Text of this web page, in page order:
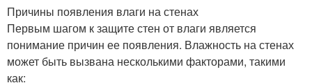
Причины появления влаги на стенах
Первым шагом к защите стен от влаги является
понимание причин ее появления. Влажность на стенах
может быть вызвана несколькими факторами, такими
как: